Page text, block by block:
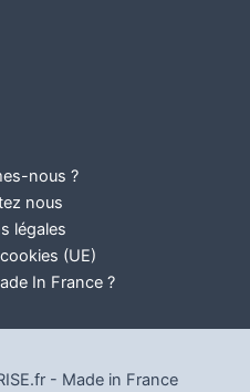
nous ?
nous
légales
(UE)
In France ?
- Made in France